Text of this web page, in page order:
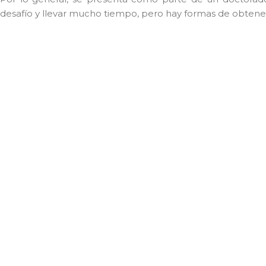
desafío y llevar mucho tiempo, pero hay formas de